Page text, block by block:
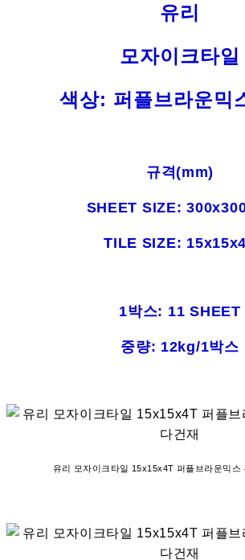
유리
모자이크타일
색상: 퍼플브라운믹
규격(mm)
SHEET SIZE:
TILE SIZE:
1박스: 11 SHEET
중량: 12kg/1박스
유리 모자이크타일 15x15x4T 퍼플브라운믹스